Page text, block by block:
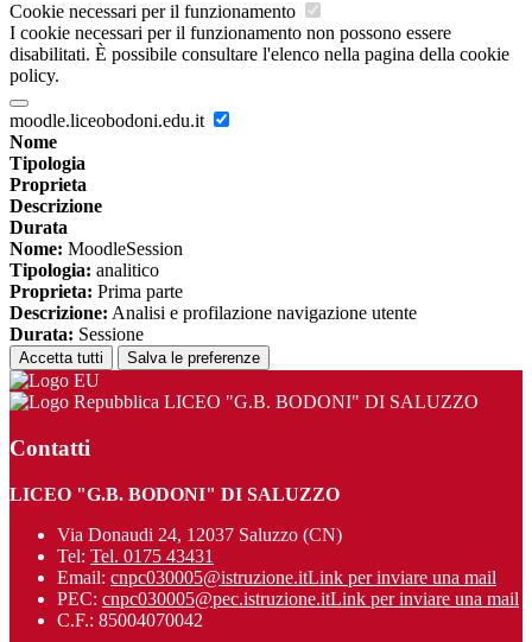
Cookie necessari per il funzionamento
I cookie necessari per il funzionamento non possono essere
disabilitati. È possibile consultare l'elenco nella pagina della cookie
policy.
moodle.liceobodoni.edu.it
Nome
Tipologia
Proprieta
Descrizione
Durata
Nome: MoodleSession
Tipologia: analitico
Proprieta: Prima parte
Descrizione: Analisi e profilazione navigazione utente
Durata: Sessione
Accetta tutti Salva le preferenze
LICEO "G.B. BODONI" DI SALUZZO
Contatti
LICEO "G.B. BODONI" DI SALUZZO
Via Donaudi 24, 12037 Saluzzo (CN)
Tel: Tel. 0175 43431
Email: cnpc030005@istruzione.itLink per inviare una mail
PEC: cnpc030005@pec.istruzione.itLink per inviare una mail
C.F.: 85004070042